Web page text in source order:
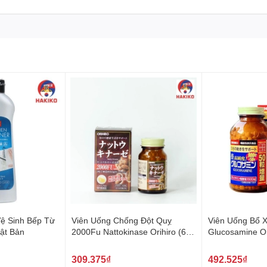
Sinh Bếp Từ
Bản
Viên Uống Chống Đột Quỵ
2000Fu Nattokinase Orihiro (60
309.375₫
Viên Uống Bổ
Glucosamine
492.525₫